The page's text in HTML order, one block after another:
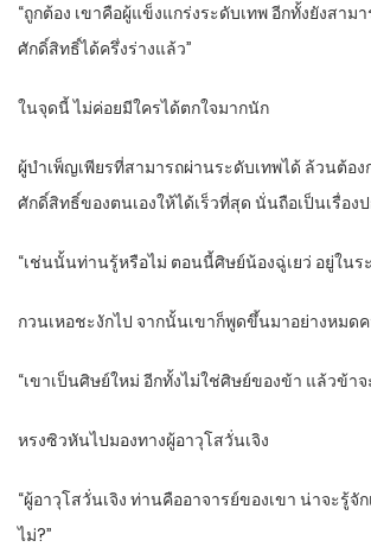
“ถูกต้อง เขาคือผู้แข็งแกร่งระดับเทพ อีกทั้งยังสาม
ศักดิ์สิทธิ์ได้ครึ่งร่างแล้ว”
ในจุดนี้ ไม่ค่อยมีใครได้ตกใจมากนัก
ผู้บำเพ็ญเพียรที่สามารถผ่านระดับเทพได้ ล้วนต้อง
ศักดิ์สิทธิ์ของตนเองให้ได้เร็วที่สุด นั่นถือเป็นเรื่อง
“เช่นนั้นท่านรู้หรือไม่ ตอนนี้ศิษย์น้องฉู่เยว่ อยู่ในร
กวนเหอชะงักไป จากนั้นเขาก็พูดขึ้นมาอย่างหมด
“เขาเป็นศิษย์ใหม่ อีกทั้งไม่ใช่ศิษย์ของข้า แล้วข้าจ
หรงซิวหันไปมองทางผู้อาวุโสวั่นเจิง
“ผู้อาวุโสวั่นเจิง ท่านคืออาจารย์ของเขา น่าจะรู้จั
ไม่?”